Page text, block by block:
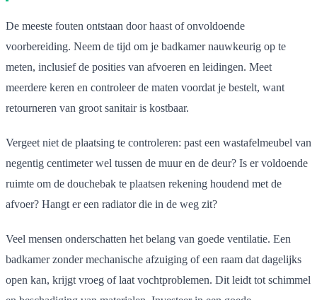
De meeste fouten ontstaan door haast of onvoldoende
voorbereiding. Neem de tijd om je badkamer nauwkeurig op te
meten, inclusief de posities van afvoeren en leidingen. Meet
meerdere keren en controleer de maten voordat je bestelt, want
retourneren van groot sanitair is kostbaar.
Vergeet niet de plaatsing te controleren: past een wastafelmeubel van
negentig centimeter wel tussen de muur en de deur? Is er voldoende
ruimte om de douchebak te plaatsen rekening houdend met de
afvoer? Hangt er een radiator die in de weg zit?
Veel mensen onderschatten het belang van goede ventilatie. Een
badkamer zonder mechanische afzuiging of een raam dat dagelijks
open kan, krijgt vroeg of laat vochtproblemen. Dit leidt tot schimmel